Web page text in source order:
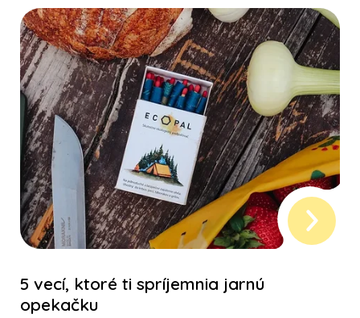
5 vecí, ktoré ti spríjemnia jarnú
opekačku